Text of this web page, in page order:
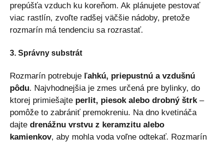
prepúšťa vzduch ku koreňom. Ak plánujete pestovať
viac rastlín, zvoľte radšej väčšie nádoby, pretože
rozmarín má tendenciu sa rozrastať.
3. Správny substrát
Rozmarín potrebuje ľahkú, priepustnú a vzdušnú
pôdu. Najvhodnejšia je zmes určená pre bylinky, do
ktorej primiešajte perlit, piesok alebo drobný štrk –
pomôže to zabrániť premokreniu. Na dno kvetináča
dajte drenážnu vrstvu z keramzitu alebo
kamienkov, aby mohla voda voľne odtekať. Rozmarín